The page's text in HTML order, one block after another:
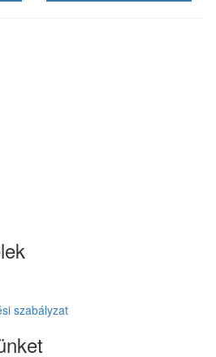
szabályzat